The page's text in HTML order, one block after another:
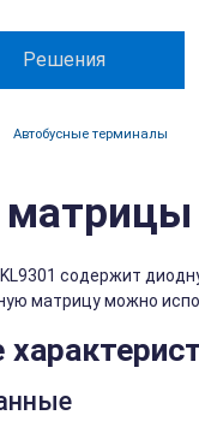
Решения
Автобусные терминалы
матрицы
содержит
матрицу можно